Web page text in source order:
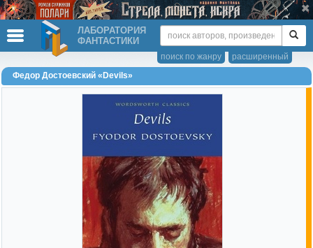
ЛАБОРАТОРИЯ
ФАНТАСТИКИ
расширенный
поиск по жанру
Федор Достоевский «Devils»